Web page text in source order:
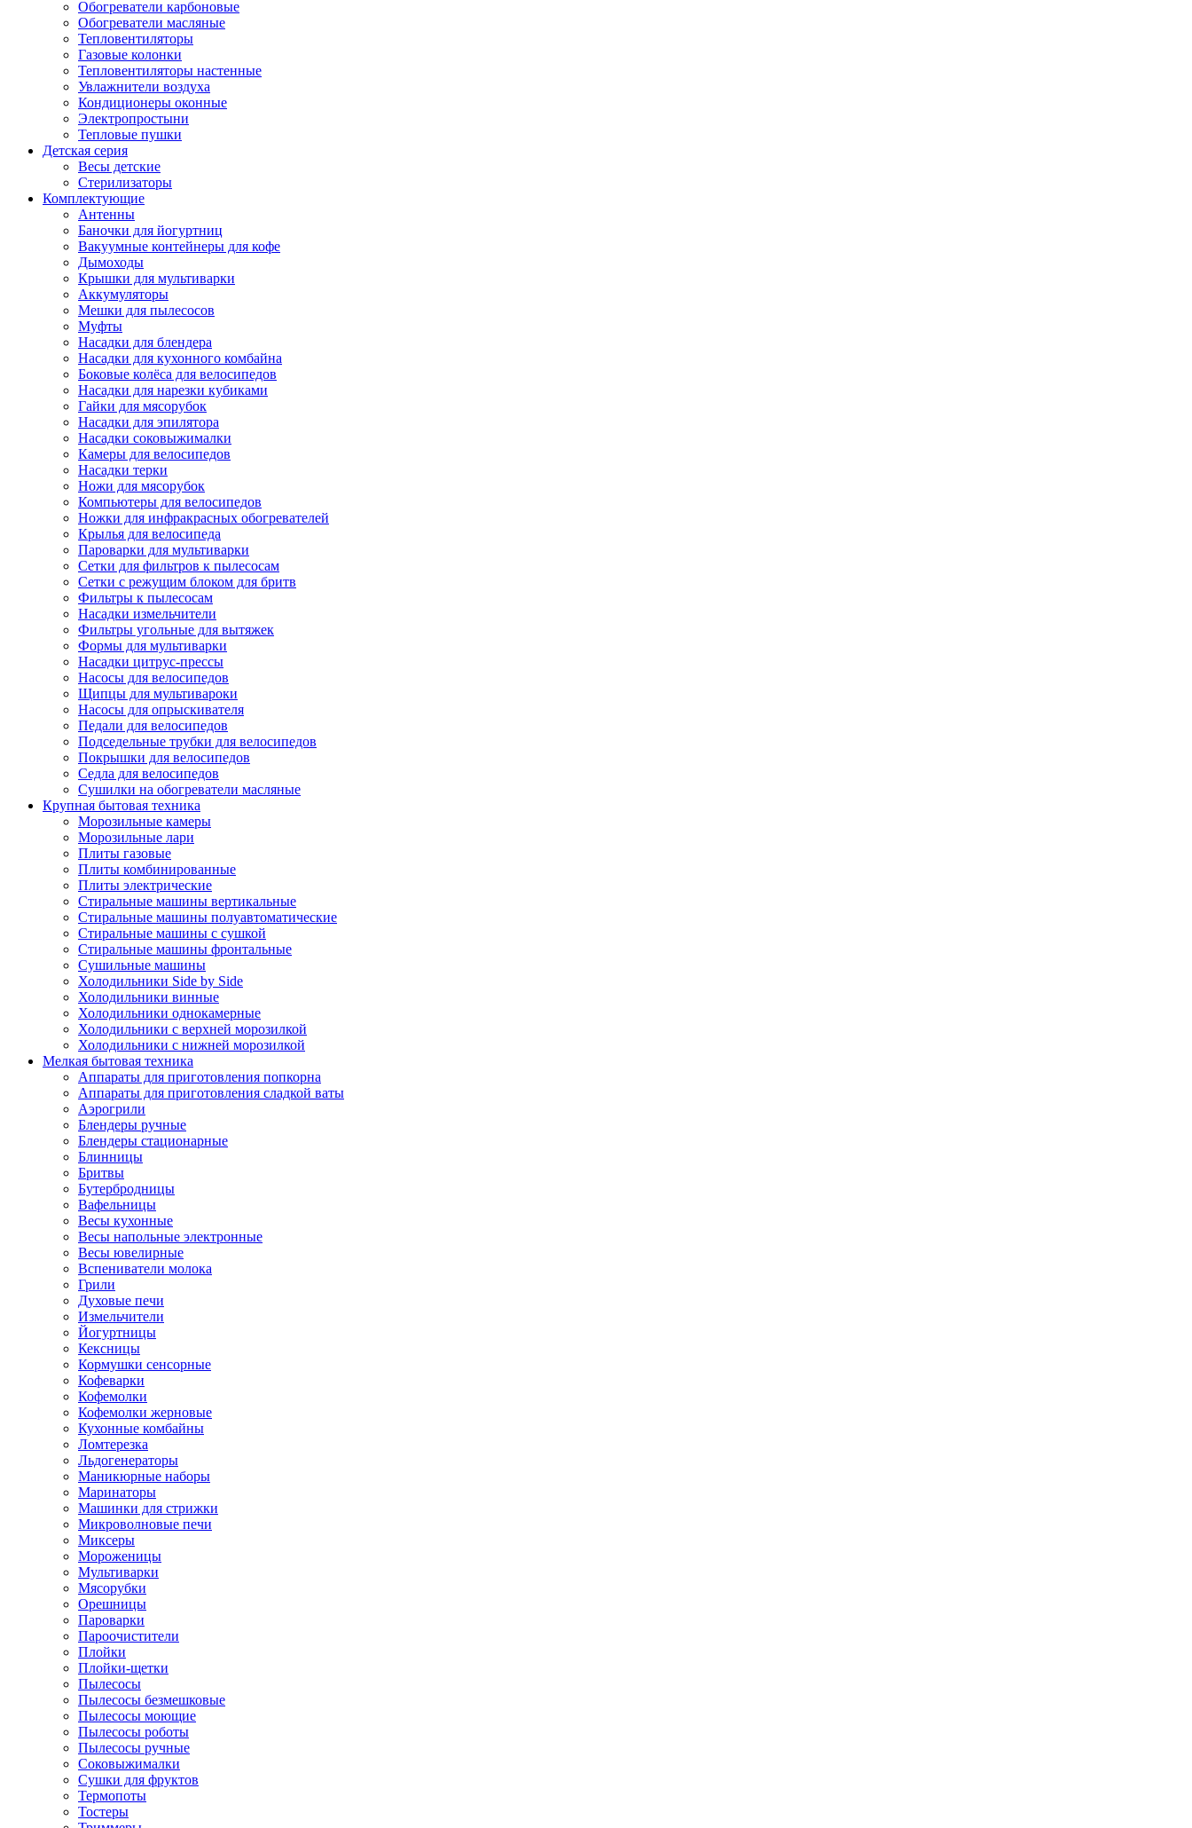
Обогреватели карбоновые
Обогреватели масляные
Тепловентиляторы
Газовые колонки
Тепловентиляторы настенные
Увлажнители воздуха
Кондиционеры оконные
Электропростыни
Тепловые пушки
Детская серия
Весы детские
Стерилизаторы
Комплектующие
Антенны
Баночки для йогуртниц
Вакуумные контейнеры для кофе
Дымоходы
Крышки для мультиварки
Аккумуляторы
Мешки для пылесосов
Муфты
Насадки для блендера
Насадки для кухонного комбайна
Боковые колёса для велосипедов
Насадки для нарезки кубиками
Гайки для мясорубок
Насадки для эпилятора
Насадки соковыжималки
Камеры для велосипедов
Насадки терки
Ножи для мясорубок
Компьютеры для велосипедов
Ножки для инфракрасных обогревателей
Крылья для велосипеда
Пароварки для мультиварки
Сетки для фильтров к пылесосам
Сетки с режущим блоком для бритв
Фильтры к пылесосам
Насадки измельчители
Фильтры угольные для вытяжек
Формы для мультиварки
Насадки цитрус-прессы
Насосы для велосипедов
Щипцы для мультивароки
Насосы для опрыскивателя
Педали для велосипедов
Подседельные трубки для велосипедов
Покрышки для велосипедов
Седла для велосипедов
Сушилки на обогреватели масляные
Крупная бытовая техника
Морозильные камеры
Морозильные лари
Плиты газовые
Плиты комбинированные
Плиты электрические
Стиральные машины вертикальные
Стиральные машины полуавтоматические
Стиральные машины с сушкой
Стиральные машины фронтальные
Сушильные машины
Холодильники Side by Side
Холодильники винные
Холодильники однокамерные
Холодильники с верхней морозилкой
Холодильники с нижней морозилкой
Мелкая бытовая техника
Аппараты для приготовления попкорна
Аппараты для приготовления сладкой ваты
Аэрогрили
Блендеры ручные
Блендеры стационарные
Блинницы
Бритвы
Бутербродницы
Вафельницы
Весы кухонные
Весы напольные электронные
Весы ювелирные
Вспениватели молока
Грили
Духовые печи
Измельчители
Йогуртницы
Кексницы
Кормушки сенсорные
Кофеварки
Кофемолки
Кофемолки жерновые
Кухонные комбайны
Ломтерезка
Льдогенераторы
Маникюрные наборы
Маринаторы
Машинки для стрижки
Микроволновые печи
Миксеры
Мороженицы
Мультиварки
Мясорубки
Орешницы
Пароварки
Пароочистители
Плойки
Плойки-щетки
Пылесосы
Пылесосы безмешковые
Пылесосы моющие
Пылесосы роботы
Пылесосы ручные
Соковыжималки
Сушки для фруктов
Термопоты
Тостеры